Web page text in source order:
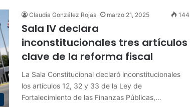
Claudia González Rojas marzo 21, 2025 144
Sala IV declara
inconstitucionales tres artículos
clave de la reforma fiscal
La Sala Constitucional declaró inconstitucionales
los artículos 12, 32 y 33 de la Ley de
Fortalecimiento de las Finanzas Públicas,…